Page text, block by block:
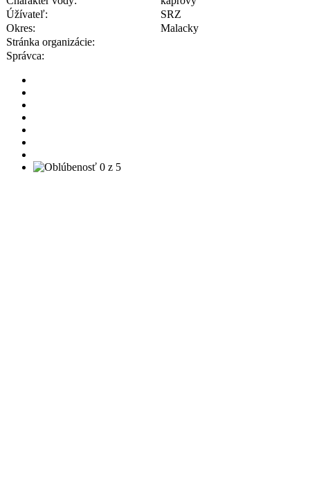
Úžívateľ:
SRZ
Okres:
Malacky
Stránka organizácie:
Správca: